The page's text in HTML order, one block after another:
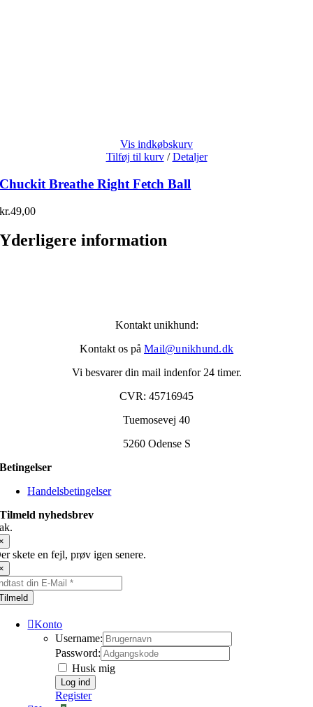
Vis indkøbskurv
Tilføj til kurv / Detaljer
Chuckit Breathe Right Fetch Ball
kr.49,00
Yderligere information
Kontakt unikhund:
Kontakt os på Mail@unikhund.dk
Vi besvarer din mail indenfor 24 timer.
CVR: 45716945
Tuemosevej 40
5260 Odense S
Betingelser
Handelsbetingelser
Tilmeld nyhedsbrev
skete en fejl, prøv igen senere.
Konto
Username:
Password:
Husk mig
Register